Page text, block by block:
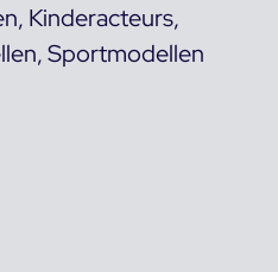
, Kinderacteurs,
,Sportmodellen